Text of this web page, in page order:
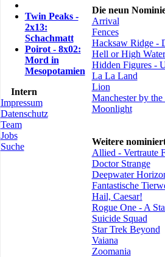
Twin Peaks -
2x13:
Schachmatt
Poirot - 8x02:
Mord in
Mesopotamien
Intern
Impressum
Datenschutz
Team
Jobs
Suche
Die neun
Arrival
Fences
Hacksaw Ridge -
Hell or High Water
Hidden Figures -
La La Land
Lion
Manchester by the
Moonlight
Weitere
Allied - Vertraute
Doctor Strange
Deepwater
Fantastische
Hail, Caesar!
Rogue One - A
Suicide Squad
Star Trek Beyond
Vaiana
Zoomania